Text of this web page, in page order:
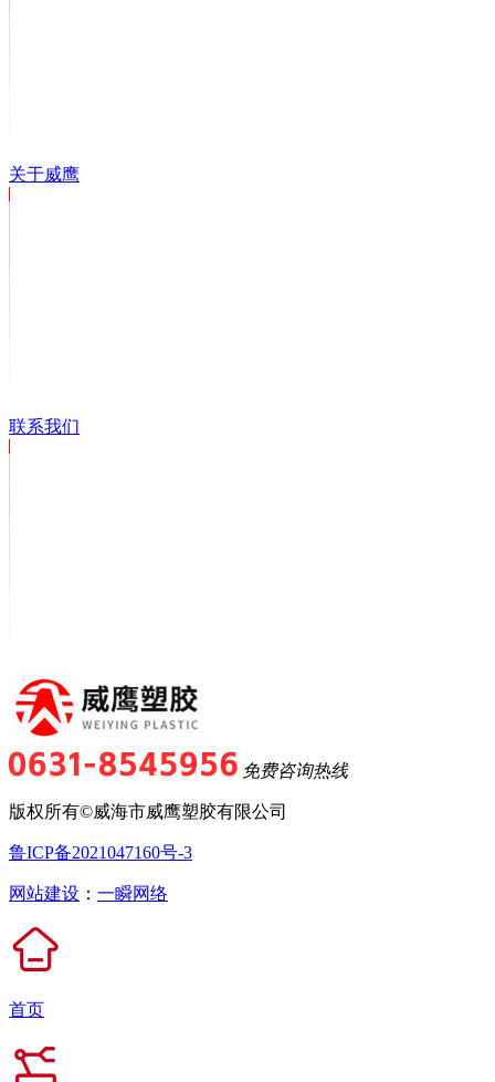
关于威鹰
联系我们
免费咨询热线
版权所有©威海市威鹰塑胶有限公司
鲁ICP备2021047160号-3
网站建设 ： 一瞬网络
首页